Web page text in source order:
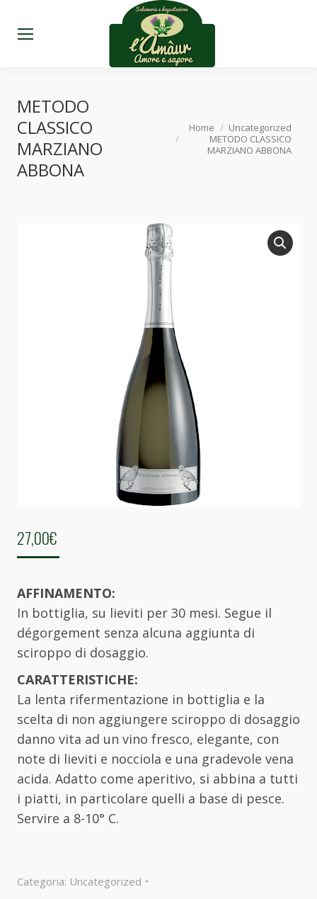
METODO
CLASSICO
MARZIANO
ABBONA
Tu sei qui:
Home
Uncategorized
METODO CLASSICO
MARZIANO ABBONA
27,00€
AFFINAMENTO:
In bottiglia, su lieviti per 30 mesi. Segue il
dégorgement senza alcuna aggiunta di
sciroppo di dosaggio.
CARATTERISTICHE:
La lenta rifermentazione in bottiglia e la
scelta di non aggiungere sciroppo di dosaggio
danno vita ad un vino fresco, elegante, con
note di lieviti e nocciola e una gradevole vena
acida. Adatto come aperitivo, si abbina a tutti
i piatti, in particolare quelli a base di pesce.
Servire a 8-10° C.
Categoria: Uncategorized